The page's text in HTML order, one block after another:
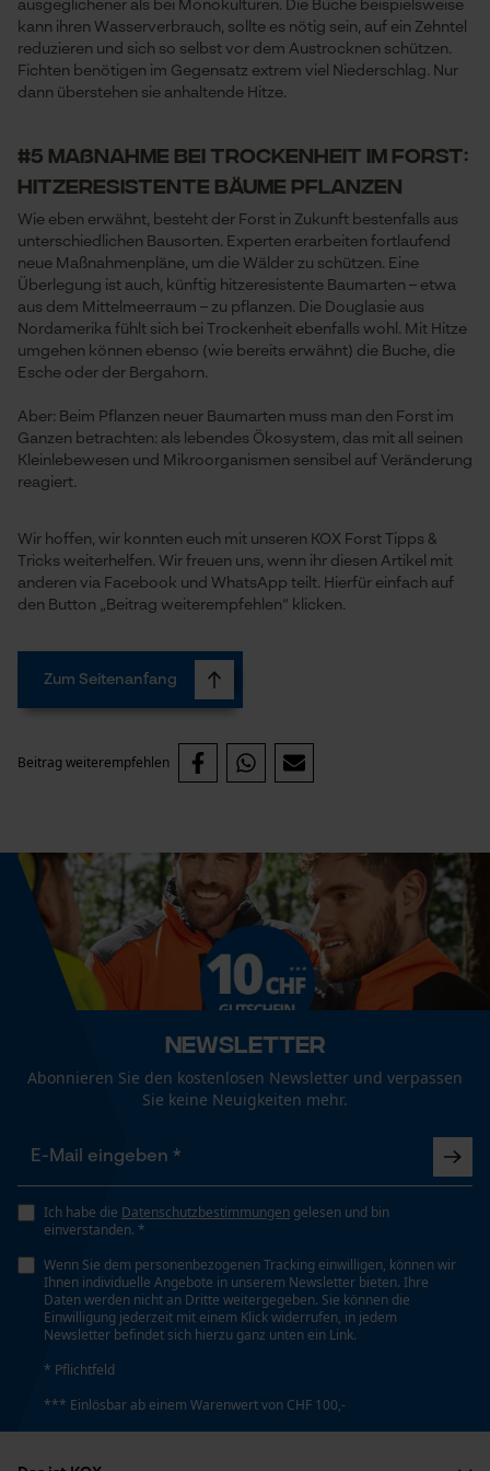
ausgeglichener als bei Monokulturen. Die Buche beispielsweise
kann ihren Wasserverbrauch, sollte es nötig sein, auf ein Zehntel
reduzieren und sich so selbst vor dem Austrocknen schützen.
Fichten benötigen im Gegensatz extrem viel Niederschlag. Nur
dann überstehen sie anhaltende Hitze.
#5 Maßnahme bei Trockenheit im Forst:
Hitzeresistente Bäume pflanzen
Wie eben erwähnt, besteht der Forst in Zukunft bestenfalls aus
unterschiedlichen Bausorten. Experten erarbeiten fortlaufend
neue Maßnahmenpläne, um die Wälder zu schützen. Eine
Überlegung ist auch, künftig hitzeresistente Baumarten – etwa
aus dem Mittelmeerraum – zu pflanzen. Die Douglasie aus
Nordamerika fühlt sich bei Trockenheit ebenfalls wohl. Mit Hitze
umgehen können ebenso (wie bereits erwähnt) die Buche, die
Esche oder der Bergahorn.
Aber: Beim Pflanzen neuer Baumarten muss man den Forst im
Ganzen betrachten: als lebendes Ökosystem, das mit all seinen
Kleinlebewesen und Mikroorganismen sensibel auf Veränderung
reagiert.
Wir hoffen, wir konnten euch mit unseren KOX Forst Tipps &
Tricks weiterhelfen. Wir freuen uns, wenn ihr diesen Artikel mit
anderen via Facebook und WhatsApp teilt. Hierfür einfach auf
den Button „Beitrag weiterempfehlen“ klicken.
Zum Seitenanfang
Beitrag weiterempfehlen
Newsletter
Abonnieren Sie den kostenlosen Newsletter und verpassen
Sie keine Neuigkeiten mehr.
Ich habe die Datenschutzbestimmungen gelesen und bin
einverstanden. *
Wenn Sie dem personenbezogenen Tracking einwilligen, können wir
Ihnen individuelle Angebote in unserem Newsletter bieten. Ihre
Daten werden nicht an Dritte weitergegeben. Sie können die
Einwilligung jederzeit mit einem Klick widerrufen, in jedem
Newsletter befindet sich hierzu ganz unten ein Link.
* Pflichtfeld
*** Einlösbar ab einem Warenwert von CHF 100,-
Prüfung setzen von Cookies
Speichern der Auswahl zur
Datenverarbeitung
Econda Tag Manager
Statistik Cookies
Econda Analytics
Mouseflow Web Analytics Tool
Funktionale Cookies
Loop54 Personalization
Personalisierte Startseite
Persönliche Begrüßung
Google Maps
Kontaktaufnahme per Chat
Marketing Cookies
Google Global Site Tag
Event Tracking
Survicate